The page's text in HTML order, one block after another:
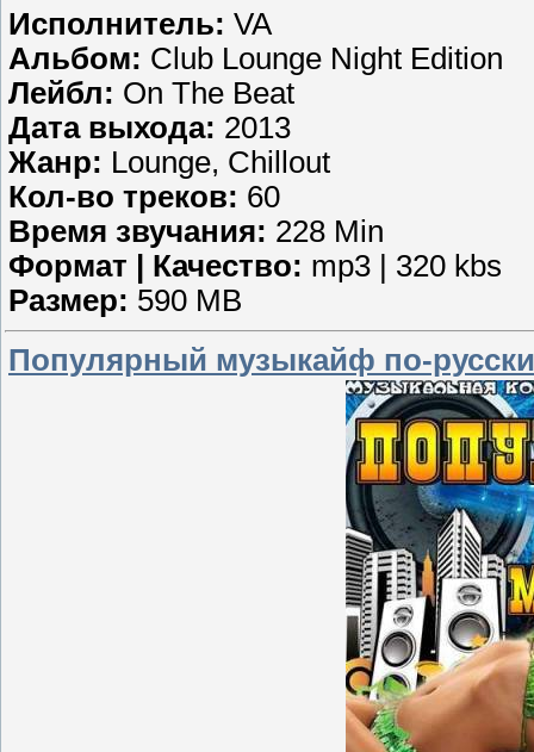
Исполнитель: VA
Альбом: Club Lounge Night Edition
Лейбл: On The Beat
Дата выхода: 2013
Жанр: Lounge, Chillout
Кол-во треков: 60
Время звучания: 228 Min
Формат | Качество: mp3 | 320 kbs
Размер: 590 MB
Популярный музыкайф по-русски